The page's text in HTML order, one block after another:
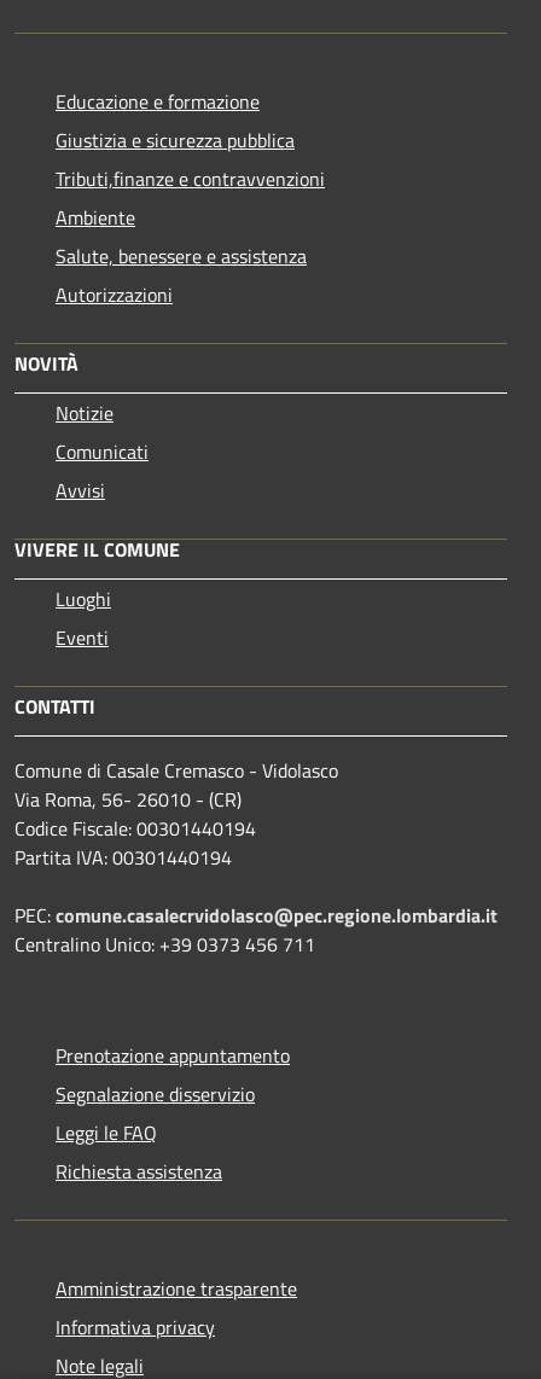
Educazione e formazione
Giustizia e sicurezza pubblica
Tributi,finanze e contravvenzioni
Ambiente
Salute, benessere e assistenza
Autorizzazioni
NOVITÀ
Notizie
Comunicati
Avvisi
VIVERE IL COMUNE
Luoghi
Eventi
CONTATTI
Comune di Casale Cremasco - Vidolasco
Via Roma, 56- 26010 - (CR)
Codice Fiscale: 00301440194
Partita IVA: 00301440194
PEC:comune.casalecrvidolasco@pec.regione.lombardia.it
Centralino Unico: +39 0373 456 711
Prenotazione appuntamento
Segnalazione disservizio
Leggi le FAQ
Richiesta assistenza
Amministrazione trasparente
Informativa privacy
Note legali